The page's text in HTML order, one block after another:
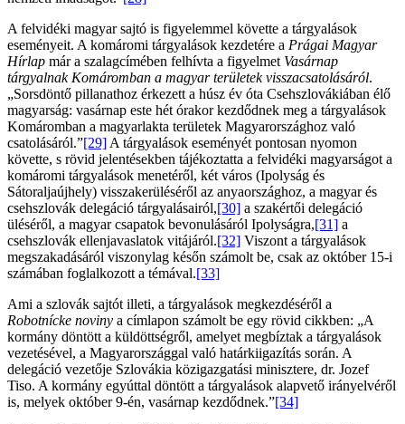
A felvidéki magyar sajtó is figyelemmel követte a tárgyalások
eseményeit. A komáromi tárgyalások kezdetére a Prágai Magyar
Hírlap már a szalagcímében felhívta a figyelmet Vasárnap
tárgyalnak Komáromban a magyar területek visszacsatolásáról.
„Sorsdöntő pillanathoz érkezett a húsz év óta Csehszlovákiában élő
magyarság: vasárnap este hét órakor kezdődnek meg a tárgyalások
Komáromban a magyarlakta területek Magyarországhoz való
csatolásáról.”[29] A tárgyalások eseményét pontosan nyomon
követte, s rövid jelentésekben tájékoztatta a felvidéki magyarságot a
komáromi tárgyalások menetéről, két város (Ipolyság és
Sátoraljaújhely) visszakerüléséről az anyaországhoz, a magyar és
csehszlovák delegáció tárgyalásairól,[30] a szakértői delegáció
üléséről, a magyar csapatok bevonulásáról Ipolyságra,[31] a
csehszlovák ellenjavaslatok vitájáról.[32] Viszont a tárgyalások
megszakadásáról viszonylag későn számolt be, csak az október 15-i
számában foglalkozott a témával.[33]
Ami a szlovák sajtót illeti, a tárgyalások megkezdéséről a
Robotnícke noviny a címlapon számolt be egy rövid cikkben: „A
kormány döntött a küldöttségről, amelyet megbíztak a tárgyalások
vezetésével, a Magyarországgal való határkiigazítás során. A
delegáció vezetője Szlovákia közigazgatási minisztere, dr. Jozef
Tiso. A kormány egyúttal döntött a tárgyalások alapvető irányelvéről
is, melyek október 9-én, vasárnap kezdődnek.”[34]